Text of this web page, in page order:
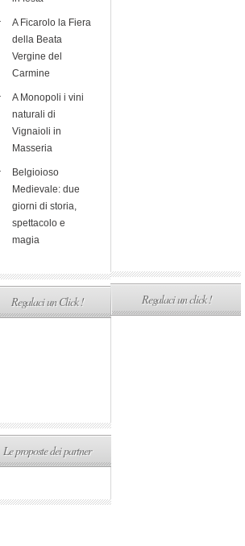
A Ficarolo la Fiera
della Beata
Vergine del
Carmine
A Monopoli i vini
naturali di
Vignaioli in
Masseria
Belgioioso
Medievale: due
giorni di storia,
spettacolo e
magia
Regalaci un Click !
Le proposte dei partner
Regalaci un click !